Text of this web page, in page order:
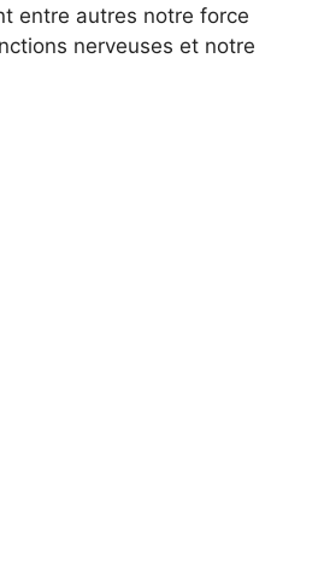
entre autres notre force
nerveuses et notre